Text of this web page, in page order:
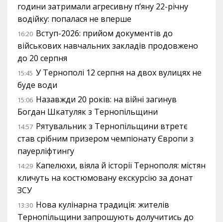
години затримали агресивну п’яну 22-річну
водійку: попалася не вперше
16:20 Вступ-2026: прийом документів до
військових навчальних закладів продовжено
до 20 серпня
15:45 У Тернополі 12 серпня на двох вулицях не
буде води
15:06 Назавжди 20 років: на війні загинув
Богдан Шкатуляк з Тернопільщини
14:57 Рятувальник з Тернопільщини втретє
став срібним призером чемпіонату Європи з
пауерліфтингу
14:29 Капелюхи, віяла й історії Тернополя: містян
кличуть на костюмовану екскурсію за донат
ЗСУ
13:30 Нова кулінарна традиція: жителів
Тернопільщини запрошують долучитись до